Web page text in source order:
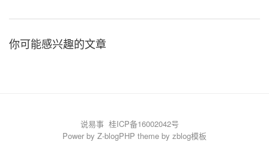
你可能感兴趣的文章
说易事 桂ICP备16002042号
Power by Z-blogPHP theme by zblog模板